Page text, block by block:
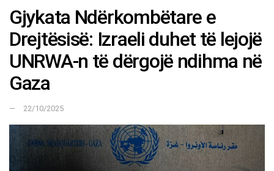
Gjykata Ndërkombëtare e
Drejtësisë: Izraeli duhet të lejojë
UNRWA-n të dërgojë ndihma në
Gaza
22/10/2025